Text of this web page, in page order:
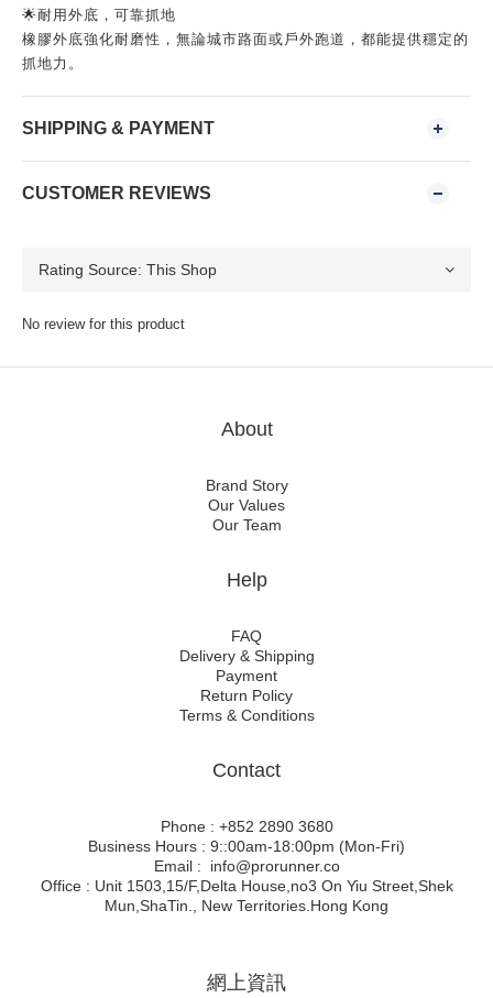
🌟耐用外底，可靠抓地
橡膠外底強化耐磨性，無論城市路面或戶外跑道，都能提供穩定的
抓地力。
SHIPPING & PAYMENT
CUSTOMER REVIEWS
No review for this product
About
Brand Story
Our Values
Our Team
Help
FAQ
Delivery & Shipping
Payment
Return Policy
Terms & Conditions
Contact
Phone : +852 2890 3680
Business Hours : 9::00am-18:00pm (Mon-Fri)
Email : info@prorunner.co
Office : Unit 1503,15/F,Delta House,no3 On Yiu Street,Shek
Mun,ShaTin., New Territories.Hong Kong
網上資訊